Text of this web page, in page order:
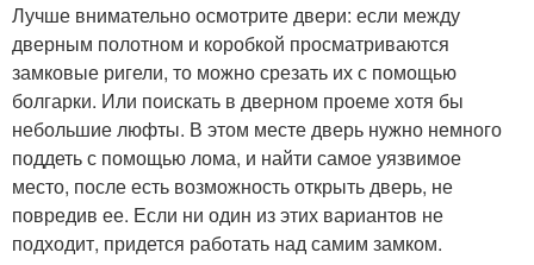
Лучше внимательно осмотрите двери: если между
дверным полотном и коробкой просматриваются
замковые ригели, то можно срезать их с помощью
болгарки. Или поискать в дверном проеме хотя бы
небольшие люфты. В этом месте дверь нужно немного
поддеть с помощью лома, и найти самое уязвимое
место, после есть возможность открыть дверь, не
повредив ее. Если ни один из этих вариантов не
подходит, придется работать над самим замком.